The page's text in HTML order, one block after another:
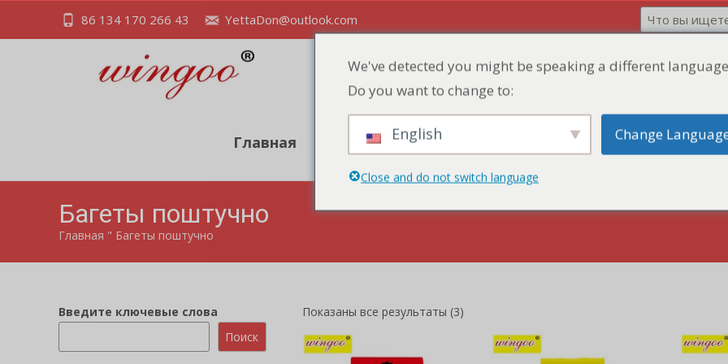
86 134 170 266 43 YettaDon@outlook.com
Главная Продукт Зона скидок Быстрая цитата
Багеты поштучно
Главная " Багеты поштучно
Показаны все результаты (3)
Введите ключевые слова
Поиск
We've detected you might be speaking a different
Do you want to change to:
English Change
Close and do not switch language